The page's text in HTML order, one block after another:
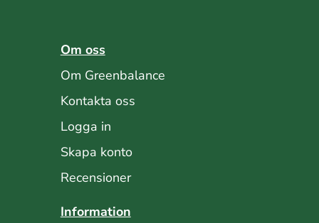
Om oss
Om Greenbalance
Kontakta oss
Logga in
Skapa konto
Recensioner
Information